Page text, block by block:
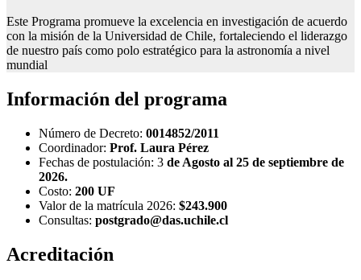
Este Programa promueve la excelencia en investigación de acuerdo
con la misión de la Universidad de Chile, fortaleciendo el liderazgo
de nuestro país como polo estratégico para la astronomía a nivel
mundial
Información del programa
Número de Decreto: 0014852/2011
Coordinador: Prof. Laura Pérez
Fechas de postulación: 3 de Agosto al 25 de septiembre de
2026.
Costo: 200 UF
Valor de la matrícula 2026: $243.900
Consultas: postgrado@das.uchile.cl
Acreditación